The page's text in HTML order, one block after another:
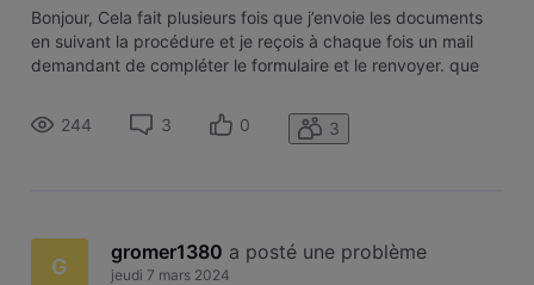
Bonjour, Cela fait plusieurs fois que j’envoie les documents
en suivant la procédure et je reçois à chaque fois un mail
demandant de compléter le formulaire et le renvoyer. que
boucle. Merci.
244 3 0 3
G
gromer1380 a posté une problème
jeudi 7 mars 2024